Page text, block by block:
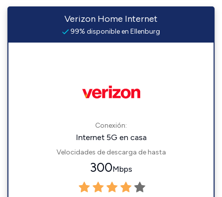
Verizon Home Internet
99% disponible en Ellenburg
Conexión:
Internet 5G en casa
Velocidades de descarga de hasta
300Mbps